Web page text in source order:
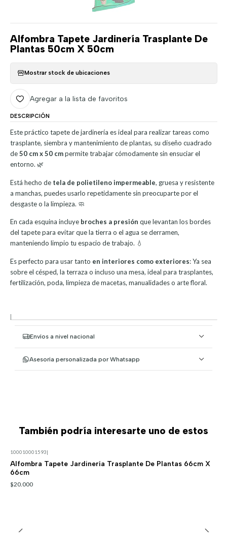
Alfombra Tapete Jardinería Trasplante De
Plantas 50cm X 50cm
Mostrar stock de ubicaciones
Agregar a la lista de favoritos
DESCRIPCIÓN
Este práctico tapete de jardinería es ideal para realizar tareas como
trasplante, siembra y mantenimiento de plantas, su diseño cuadrado
de50 cm x 50 cmpermite trabajar cómodamente sin ensuciar el
entorno. 🌿
Está hecho de tela de polietileno impermeable, gruesa y resistente
a manchas, puedes usarlo repetidamente sin preocuparte por el
desgaste o la limpieza. 🧼
En cada esquina incluye broches a presión que levantan los bordes
del tapete para evitar que la tierra o el agua se derramen,
manteniendo limpio tu espacio de trabajo. 💧
Es perfecto para usar tanto en interiores como exteriores: Ya sea
sobre el césped, la terraza o incluso una mesa, ideal para trasplantes,
fertilización, poda, limpieza de macetas, manualidades o arte floral.
Envíos a nivel nacional
Asesoría personalizada por Whatsapp
También podría interesarte uno de estos
100010001593|
Alfombra Tapete Jardinería Trasplante De Plantas 66cm X
66cm
$20.000